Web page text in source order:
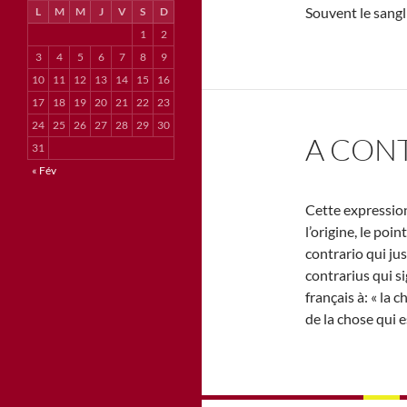
Souvent le
A
Cette
l’origine, le
contrario qui
contrarius qui
français à: « la
de la chose qui
L M M J V S
D
1
2
3
4 5 6 7 8
9
10
11 12 13 14 15
16
17
18 19 20 21 22 23
24 25 26 27 28 29
30
31
« Fév